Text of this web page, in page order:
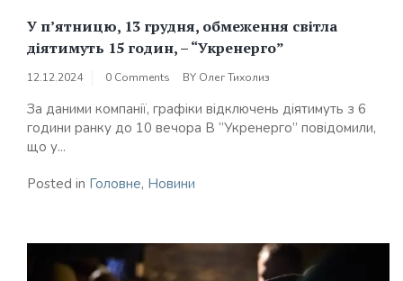
У п’ятницю, 13 грудня, обмеження світла
діятимуть 15 годин, – “Укренерго”
12.12.2024 0 Comments BY Олег Тихолиз
За даними компанії, графіки відключень діятимуть з 6
години ранку до 10 вечора В “Укренерго” повідомили,
що у...
Posted in Головне, Новини